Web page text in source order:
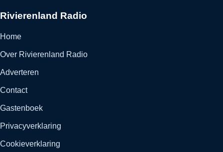
Rivierenland Radio
Home
Over Rivierenland Radio
Adverteren
Contact
Gastenboek
Privacyverklaring
Cookieverklaring